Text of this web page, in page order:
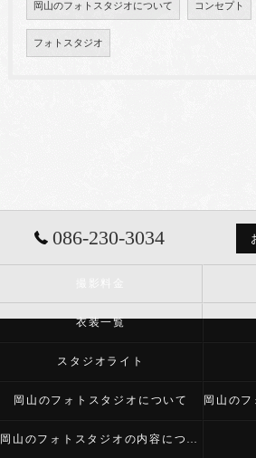
岡山のフォトスタジオについて コンセプト
フォトスタジオ
086-230-3034
衣装一覧
スタジオライト
岡山のフォトスタジオについて
岡山のフォトスタジオの内容について